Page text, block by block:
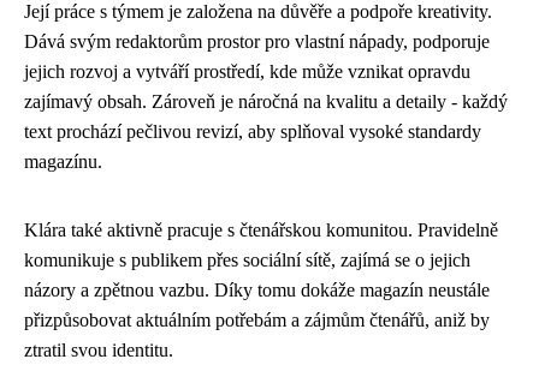
Její práce s týmem je založena na důvěře a podpoře kreativity.
Dává svým redaktorům prostor pro vlastní nápady, podporuje
jejich rozvoj a vytváří prostředí, kde může vznikat opravdu
zajímavý obsah. Zároveň je náročná na kvalitu a detaily - každý
text prochází pečlivou revizí, aby splňoval vysoké standardy
magazínu.
Klára také aktivně pracuje s čtenářskou komunitou. Pravidelně
komunikuje s publikem přes sociální sítě, zajímá se o jejich
názory a zpětnou vazbu. Díky tomu dokáže magazín neustále
přizpůsobovat aktuálním potřebám a zájmům čtenářů, aniž by
ztratil svou identitu.